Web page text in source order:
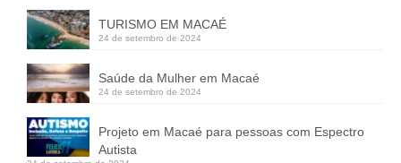
TURISMO EM MACAÉ
24 de setembro de 2024
Saúde da Mulher em Macaé
24 de setembro de 2024
Projeto em Macaé para pessoas com Espectro
Autista